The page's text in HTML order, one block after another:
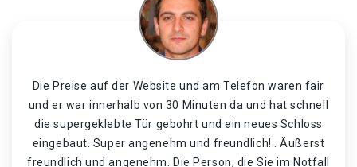
Die Preise auf der Website und am Telefon waren fair
und er war innerhalb von 30 Minuten da und hat schnell
die supergeklebte Tür gebohrt und ein neues Schloss
eingebaut. Super angenehm und freundlich! . Äußerst
freundlich und angenehm. Die Person, die Sie im Notfall